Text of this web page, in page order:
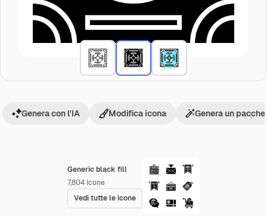
Generic black fill
7,804 Icone
Vedi tutte le icone
Genera con l'IA Modifica icona Genera un